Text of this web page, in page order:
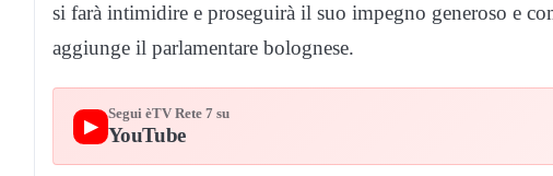
si farà intimidire e proseguirà il suo impegno generoso e
aggiunge il parlamentare bolognese.
▶
Segui èTV Rete 7 su
YouTube